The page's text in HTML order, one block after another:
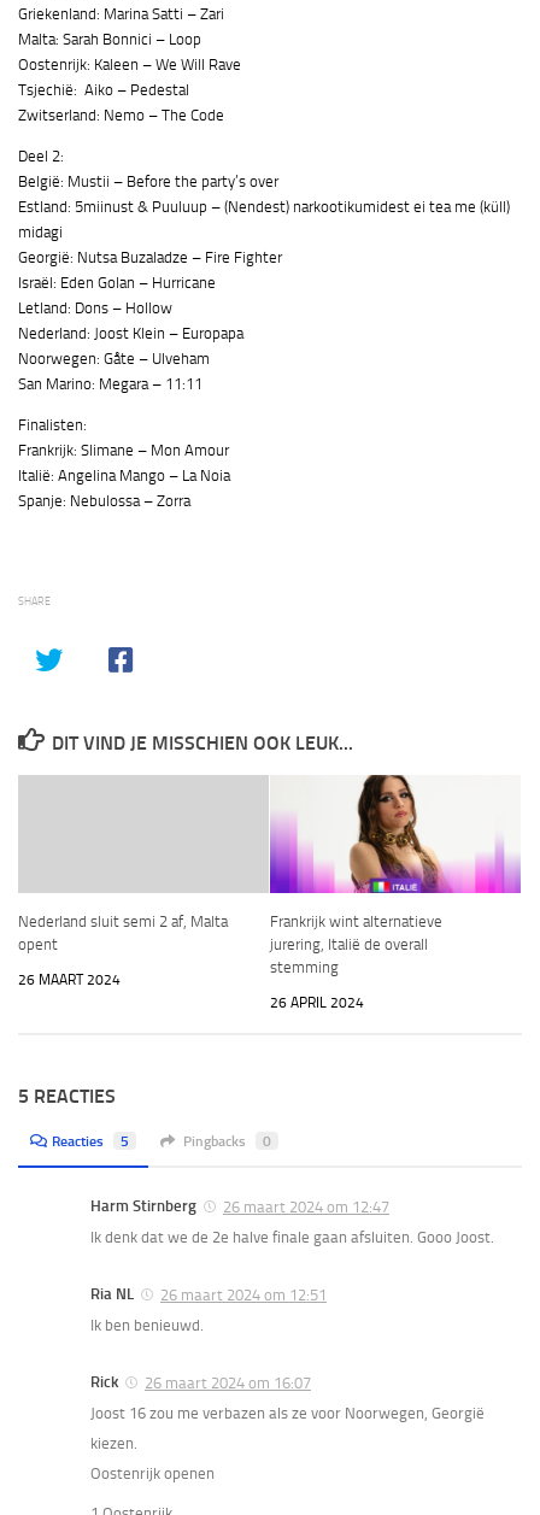
Griekenland: Marina Satti – Zari
Malta: Sarah Bonnici – Loop
Oostenrijk: Kaleen – We Will Rave
Tsjechië: Aiko – Pedestal
Zwitserland: Nemo – The Code
Deel 2:
België: Mustii – Before the party’s over
Estland: 5miinust & Puuluup – (Nendest) narkootikumidest ei tea me (küll)
midagi
Georgië: Nutsa Buzaladze – Fire Fighter
Israël: Eden Golan – Hurricane
Letland: Dons – Hollow
Nederland: Joost Klein – Europapa
Noorwegen: Gåte – Ulveham
San Marino: Megara – 11:11
Finalisten:
Frankrijk: Slimane – Mon Amour
Italië: Angelina Mango – La Noia
Spanje: Nebulossa – Zorra
SHARE
DIT VIND JE MISSCHIEN OOK LEUK...
Nederland sluit semi 2 af, Malta
opent
26 MAART 2024
Frankrijk wint alternatieve
jurering, Italië de overall
stemming
26 APRIL 2024
5 REACTIES
Reacties 5 Pingbacks 0
Harm Stirnberg
26 maart 2024 om 12:47
Ik denk dat we de 2e halve finale gaan afsluiten. Gooo Joost.
Ria NL
26 maart 2024 om 12:51
Ik ben benieuwd.
Rick
26 maart 2024 om 16:07
Joost 16 zou me verbazen als ze voor Noorwegen, Georgië
kiezen.
Oostenrijk openen